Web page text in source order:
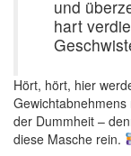
und
hart
Hört, hört, hier
der Dummheit –
diese Masche rein.